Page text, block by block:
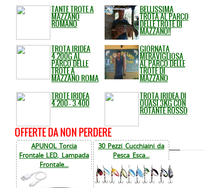
TANTE TROTE A
MAZZANO
ROMANO
BELLISSIMA
TROTA AL PARCO
DELLE TROTE DI
MAZZANO!!
TROTA IRIDEA
4.200G AL
PARCO DELLE
TROTE A
MAZZANO ROMA
GIORNATA
MERAVIGLIOSA
AL PARCO DELLE
TROTE DI
MAZZANO
TROTE IRIDEA
4.200 - 3.400
TROTA IRIDEA DI
QUASI 3KG CON
ROTANTE ROSSO
OFFERTE DA NON PERDERE
APUNOL Torcia
Frontale LED, Lampada
Frontale...
30 Pezzi Cucchiaini da
Pesca Esca...